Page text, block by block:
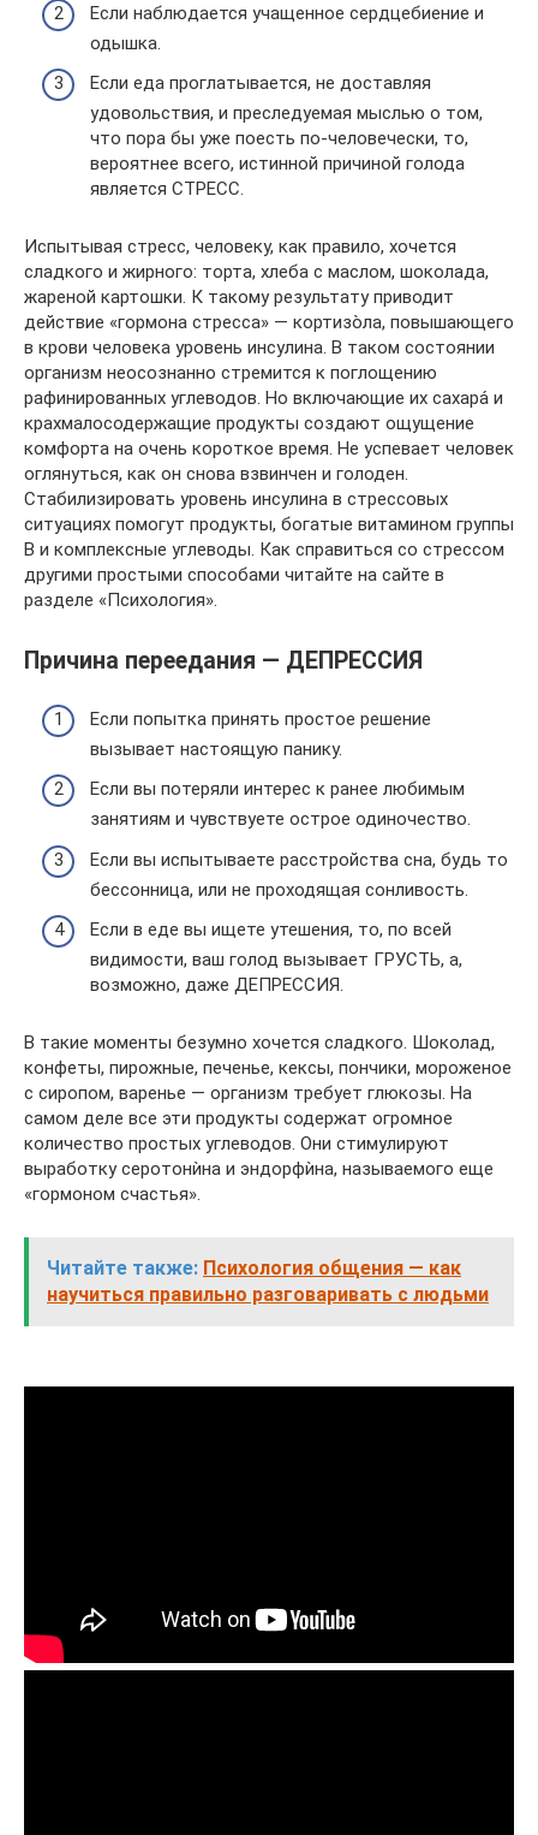
Если наблюдается учащенное сердцебиение и
одышка.
Если еда проглатывается, не доставляя
удовольствия, и преследуемая мыслью о том,
что пора бы уже поесть по-человечески, то,
вероятнее всего, истинной причиной голода
является СТРЕСС.
Испытывая стресс, человеку, как правило, хочется
сладкого и жирного: торта, хлеба с маслом, шоколада,
жареной картошки. К такому результату приводит
действие «гормона стресса» — кортизо̀ла, повышающего
в крови человека уровень инсулина. В таком состоянии
организм неосознанно стремится к поглощению
рафинированных углеводов. Но включающие их сахара́ и
крахмалосодержащие продукты создают ощущение
комфорта на очень короткое время. Не успевает человек
оглянуться, как он снова взвинчен и голоден.
Стабилизировать уровень инсулина в стрессовых
ситуациях помогут продукты, богатые витамином группы
B и комплексные углеводы. Как справиться со стрессом
другими простыми способами читайте на сайте в
разделе «Психология».
Причина переедания — ДЕПРЕССИЯ
Если попытка принять простое решение
вызывает настоящую панику.
Если вы потеряли интерес к ранее любимым
занятиям и чувствуете острое одиночество.
Если вы испытываете расстройства сна, будь то
бессонница, или не проходящая сонливость.
Если в еде вы ищете утешения, то, по всей
видимости, ваш голод вызывает ГРУСТЬ, а,
возможно, даже ДЕПРЕССИЯ.
В такие моменты безумно хочется сладкого. Шоколад,
конфеты, пирожные, печенье, кексы, пончики, мороженое
с сиропом, варенье — организм требует глюкозы. На
самом деле все эти продукты содержат огромное
количество простых углеводов. Они стимулируют
выработку серотонѝна и эндорфѝна, называемого еще
«гормоном счастья».
Читайте также: Психология общения — как
научиться правильно разговаривать с людьми